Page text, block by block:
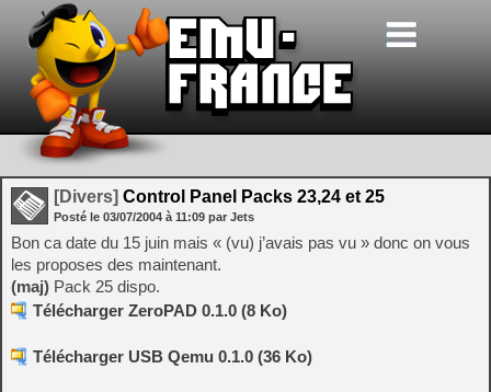
[Divers] Control Panel Packs 23,24 et 25
Posté le 03/07/2004 à 11:09 par Jets
Bon ca date du 15 juin mais « (vu) j’avais pas vu » donc on vous
les proposes des maintenant.
(maj) Pack 25 dispo.
Télécharger ZeroPAD 0.1.0 (8 Ko)
Télécharger USB Qemu 0.1.0 (36 Ko)